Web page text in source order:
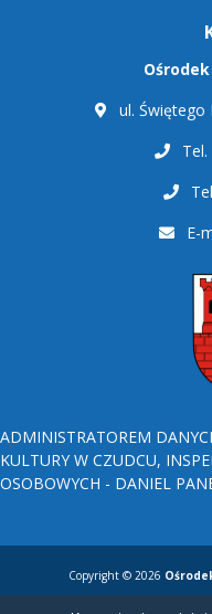
ul. Świętego
E-
ADMINISTRATOREM
KULTURY W CZUDCU,
OSOBOWYCH - DANIEL
Copyright © 2026